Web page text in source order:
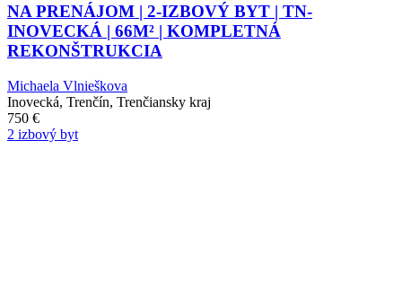
NA PRENÁJOM | 2-IZBOVÝ BYT | TN-
INOVECKÁ | 66M² | KOMPLETNÁ
REKONŠTRUKCIA
Michaela Vlnieškova
Inovecká, Trenčín, Trenčiansky kraj
750 €
2 izbový byt